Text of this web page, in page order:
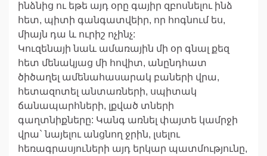
ինձնից ու եթե այդ օրը գայիր զբոսնելու ինձ
հետ, պիտի գանգատվեիր, որ հոգնում ես,
միայն դա և ուրիշ ոչինչ:
Կուզենայի նաև ամառային մի օր գնալ քեզ
հետ մենակյաց մի հովիտ, անընդհատ
ծիծաղել ամենահասարակ բաների վրա,
հետազոտել անտառների, սպիտակ
ճանապարհների, լքված տների
գաղտնիքները: Կանգ առնել փայտե կամրջի
վրա` նայելու անցնող ջրին, լսելու
հեռագրասյուների այդ երկար պատմությունը,